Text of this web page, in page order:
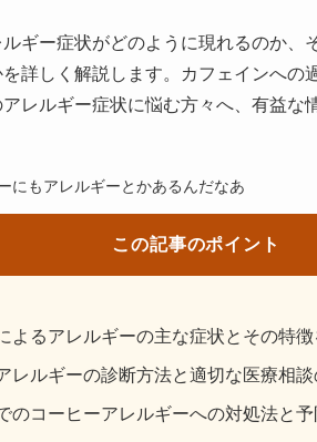
ギー症状がどのように現れるのか、
詳しく解説します。カフェインへの
レルギー症状に悩む方々へ、有益な
にもアレルギーとかあるんだなあ
この記事のポイント
よるアレルギーの主な症状とその特
レルギーの診断方法と適切な医療相
のコーヒーアレルギーへの対処法と